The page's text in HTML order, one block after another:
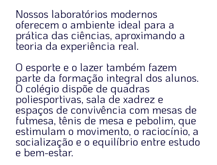
Nossos laboratórios modernos
oferecem o ambiente ideal para a
prática das ciências, aproximando a
teoria da experiência real.
O esporte e o lazer também fazem
parte da formação integral dos alunos.
O colégio dispõe de quadras
poliesportivas, sala de xadrez e
espaços de convivência com mesas de
futmesa, tênis de mesa e pebolim, que
estimulam o movimento, o raciocínio, a
socialização e o equilíbrio entre estudo
e bem-estar.